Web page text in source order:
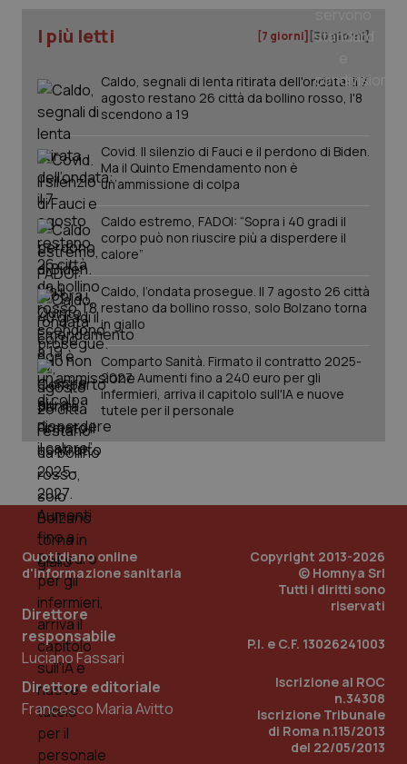
I più letti [7 giorni] [30 giorni]
Caldo, segnali di lenta ritirata dell'ondata: il 7
agosto restano 26 città da bollino rosso, l'8
scendono a 19
Covid. Il silenzio di Fauci e il perdono di Biden.
Ma il Quinto Emendamento non è
un’ammissione di colpa
Caldo estremo, FADOI: “Sopra i 40 gradi il
corpo può non riuscire più a disperdere il
calore”
Caldo, l’ondata prosegue. Il 7 agosto 26 città
restano da bollino rosso, solo Bolzano torna
in giallo
Comparto Sanità. Firmato il contratto 2025-
2027. Aumenti fino a 240 euro per gli
infermieri, arriva il capitolo sull'IA e nuove
tutele per il personale
Quotidiano online
d'informazione sanitaria
Direttore
responsabile
Luciano Fassari
Direttore editoriale
Francesco Maria Avitto
Copyright 2013-2026
© Homnya Srl
Tutti i diritti sono
riservati
P.I. e C.F. 13026241003
Iscrizione al ROC
n.34308
Iscrizione Tribunale
di Roma n.115/2013
del 22/05/2013
tracking-sites-ironfish-
_ga
Google LLC
.quotidianosanita.it
PHP.net
www.quotidianosanita.it